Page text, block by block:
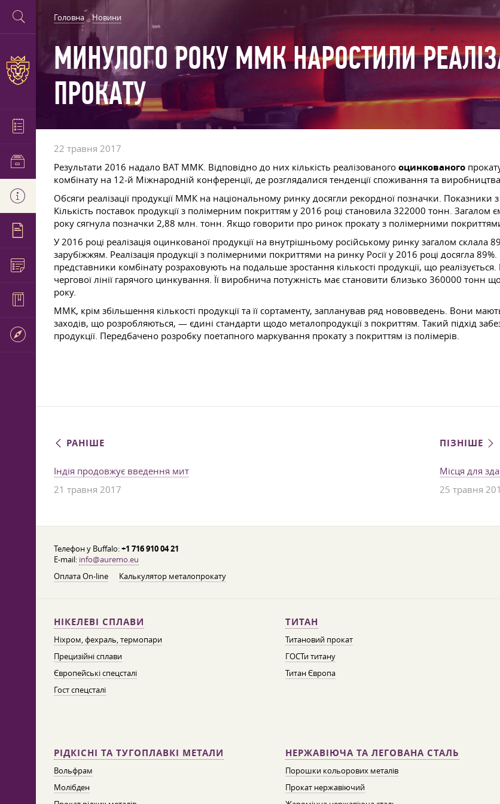
Головна Новини
МИНУЛОГО РОКУ ММК НАРОСТИЛИ
ПРОКАТУ
22 травня 2017
Результати 2016 надало ВАТ ММК. Відповідно до них кількість реалізованого оцинкованого
комбінату на 12-й Міжнародній конференції, де розглядалися тенденції споживання та виробництва
Обсяги реалізації продукції ММК на національному ринку досягли рекордної позначки. Показники з
Кількість поставок продукції з полімерним покриттям у 2016 році становила 322000 тонн. Загалом
року сягнула позначки 2,88 млн. тонн. Якщо говорити про ринок прокату з полімерними
У 2016 році реалізація оцинкованої продукції на внутрішньому російському ринку загалом склала
зарубіжжям. Реалізація продукції з полімерними покриттями на ринку Росії у 2016 році досягла
представники комбінату розраховують на подальше зростання кількості продукції, що
чергової лінії гарячого цинкування. Її виробнича потужність має становити близько 360000 тонн
року.
ММК, крім збільшення кількості продукції та її сортаменту, запланував ряд нововведень. Вони
заходів, що розробляються, — єдині стандарти щодо металопродукції з покриттям. Такий підхід
продукції. Передбачено розробку поетапного маркування прокату з покриттям із полімерів.
РАНІШЕ
Індія продовжує введення мит
21 травня 2017
ПІЗНІШЕ
Місця для
25 травня
Телефон у Buffalo:+1 716 910 04 21
E-mail: info@auremo.eu
Оплата On-line
Калькулятор металопрокату
НІКЕЛЕВІ СПЛАВИ
Ніхром, фехраль, термопари
Прецизійні сплави
Європейські спецсталі
Гост спецсталі
ТИТАН
Титановий прокат
ГОСТи титану
Титан Європа
РІДКІСНІ ТА ТУГОПЛАВКІ МЕТАЛИ
Вольфрам
Молібден
НЕРЖАВІЮЧА ТА ЛЕГОВАНА СТАЛЬ
Порошки кольорових металів
Прокат нержавіючий